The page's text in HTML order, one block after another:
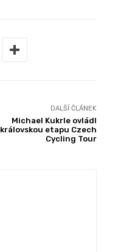
DALŠÍ ČLÁNEK
Michael Kukrle ovládl
královskou etapu Czech
Cycling Tour